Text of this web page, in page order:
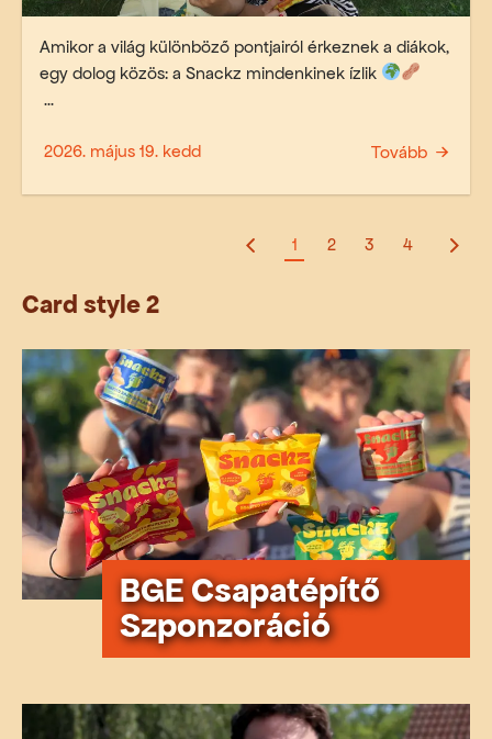
Amikor a világ különböző pontjairól érkeznek a diákok,
egy dolog közös: a Snackz mindenkinek ízlik
...
2026. május 19. kedd Tovább
1 2 3 4
Card style 2
BGE Csapatépítő
Szponzoráció